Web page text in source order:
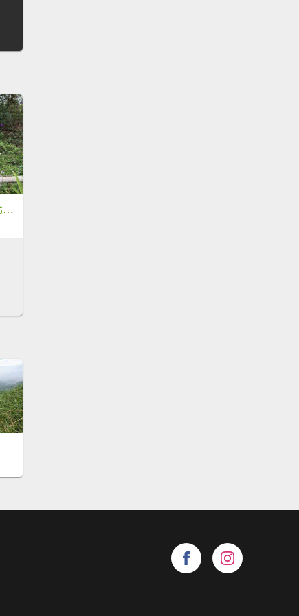
苗栗 三義 關刀山西北峰 關刀山